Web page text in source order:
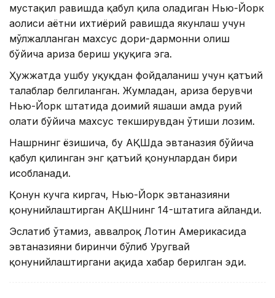
мустақил равишда қабул қила оладиган Нью-Йорк
аҳолиси ҳаётни ихтиёрий равишда якунлаш учун
мўлжалланган махсус дори-дармонни олиш
бўйича ариза бериш ҳуқуқига эга.
Ҳужжатда ушбу ҳуқуқдан фойдаланиш учун қатъий
талаблар белгиланган. Жумладан, ариза берувчи
Нью-Йорк штатида доимий яшаши ҳамда руҳий
ҳолати бўйича махсус текширувдан ўтиши лозим.
Нашрнинг ёзишича, бу АҚШда эвтаназия бўйича
қабул қилинган энг қатъий қонунлардан бири
ҳисобланади.
Қонун кучга киргач, Нью-Йорк эвтаназияни
қонунийлаштирган АҚШнинг 14-штатига айланди.
Эслатиб ўтамиз, аввалроқ Лотин Америкасида
эвтаназияни биринчи бўлиб Уругвай
қонунийлаштиргани ҳақида хабар берилган эди.